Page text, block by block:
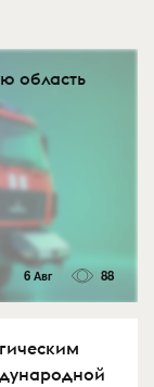
область
6 Авг 88